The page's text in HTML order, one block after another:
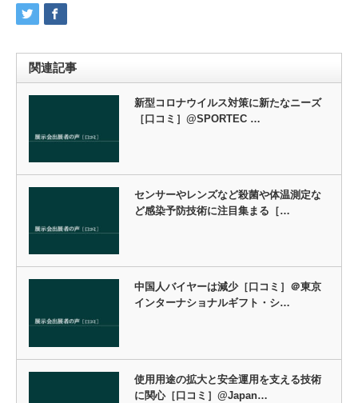
関連記事
新型コロナウイルス対策に新たなニーズ
［口コミ］@SPORTEC …
センサーやレンズなど殺菌や体温測定な
ど感染予防技術に注目集まる［…
中国人バイヤーは減少［口コミ］＠東京
インターナショナルギフト・シ…
使用用途の拡大と安全運用を支える技術
に関心［口コミ］@Japan…